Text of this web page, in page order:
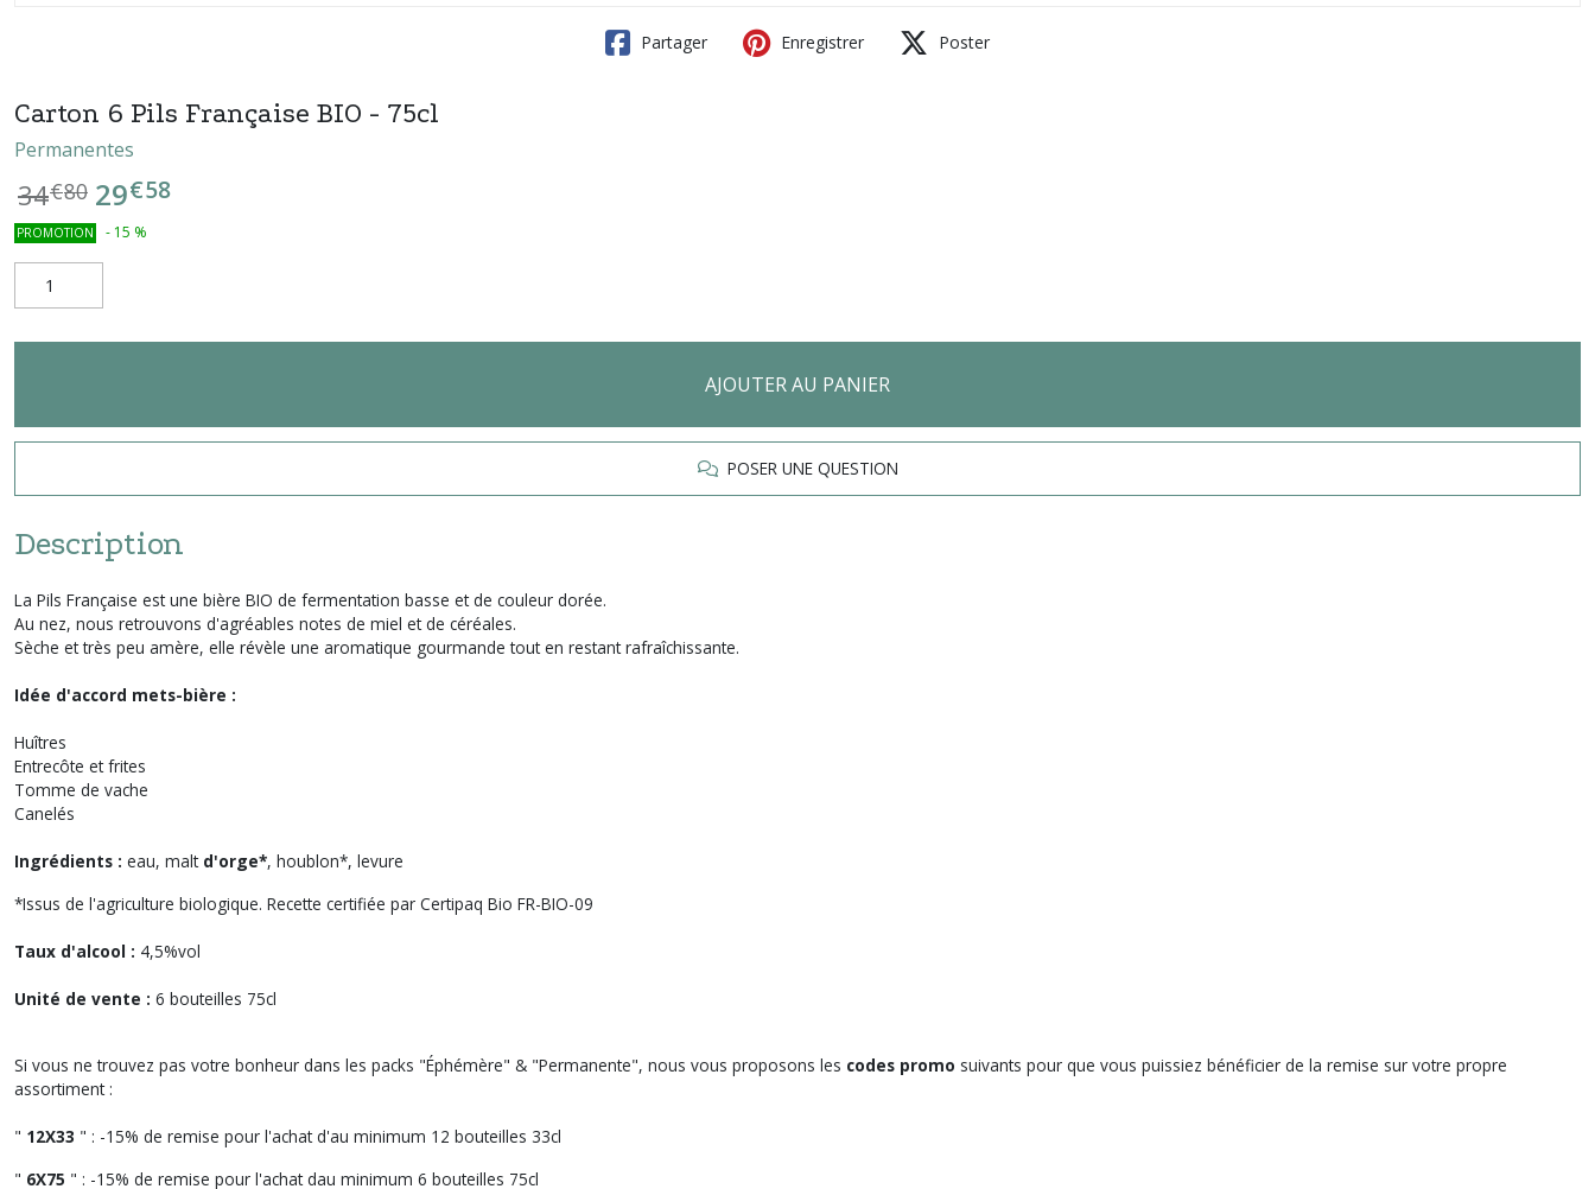
Partager Enregistrer Poster
Carton 6 Pils Française BIO - 75cl
Permanentes
34€80 29€58
PROMOTION - 15 %
AJOUTER AU PANIER
POSER UNE QUESTION
Description
La Pils Française est une bière BIO de fermentation basse et de couleur dorée.
Au nez, nous retrouvons d'agréables notes de miel et de céréales.
Sèche et très peu amère, elle révèle une aromatique gourmande tout en restant rafraîchissante.
Idée d'accord mets-bière :
Huîtres
Entrecôte et frites
Tomme de vache
Canelés
Ingrédients : eau, malt d'orge*, houblon*, levure
*Issus de l'agriculture biologique. Recette certifiée par Certipaq Bio FR-BIO-09
Taux d'alcool : 4,5%vol
Unité de vente : 6 bouteilles 75cl
Si vous ne trouvez pas votre bonheur dans les packs "Éphémère" & "Permanente", nous vous proposons les codes promo suivants pour que vous puissiez bénéficier de la remise sur votre propre
assortiment :
" 12X33 " : -15% de remise pour l'achat d'au minimum 12 bouteilles 33cl
" 6X75 " : -15% de remise pour l'achat dau minimum 6 bouteilles 75cl